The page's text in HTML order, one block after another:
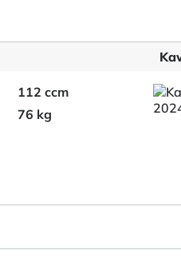
112 ccm
76 kg